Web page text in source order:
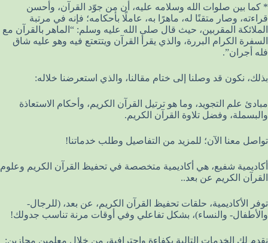
* كما بين صلوات الله وسلامه عليه، أن من جوّد القرآن، وأحسن
قراءته، وصار متقنًا له، ماهرًا به، عاملًا بأحكامه؛ فإنه في مرتبة
الملائكة المقربين، حيث قال صلى الله عليه وسلم: “الماهر بالقرآن مع
السفرة الكرام البررة، والذي يقرأ القرآن ويتتعتع فيه وهو عليه شاق
فله أجران”.
بذلك، نكون قد وصلنا إلى ختام مقالنا، والذي استعرضنا خلاله:
مبادئ علم التجويد، وما هو ترتيل القرآن الكريم، وأحكام الاستعاذة
والبسملة، وفضل تلاوة القرآن الكريم.
تواصل معنا الآن؛ للمزيد من التفاصيل وطلب خدماتنا!
أكاديمية شفيع، هي أكاديمية متخصصة في تحفيظ القرآن الكريم وعلوم
القرآن الكريم عن بعد..
توفر الأكاديمية، حلقات تحفيظ القرآن الكريم، عن بعد، (للرجال-
والأطفال- والنساء)، بشكل تفاعلي وفي أوقات مرنة تناسب جدولك!
نقدم لك الخدمات التالية بكفاءة واحترافية، من خلال معلمين مجازين: